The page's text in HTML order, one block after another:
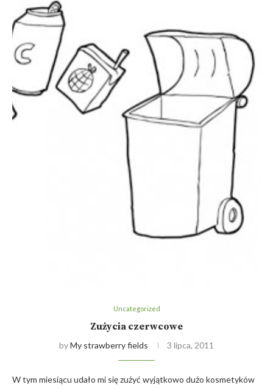
Uncategorized
Zużycia czerwcowe
byMy strawberry fields 3 lipca, 2011
W tym miesiącu udało mi się zużyć wyjątkowo dużo kosmetyków